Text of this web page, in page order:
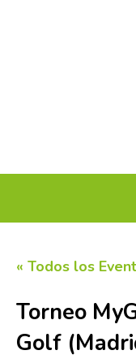
« Todos los
Torneo
Golf